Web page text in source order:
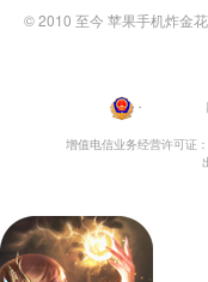
© 2010 至今 苹果手机炸金
・
增值电信业务经营许可证